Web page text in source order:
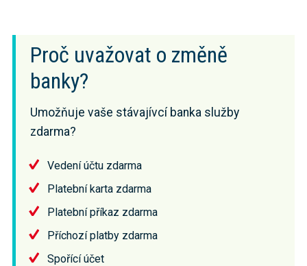
Proč uvažovat o změně
banky?
Umožňuje vaše stávajívcí banka služby
zdarma?
Vedení účtu zdarma
Platební karta zdarma
Platební příkaz zdarma
Příchozí platby zdarma
Spořící účet